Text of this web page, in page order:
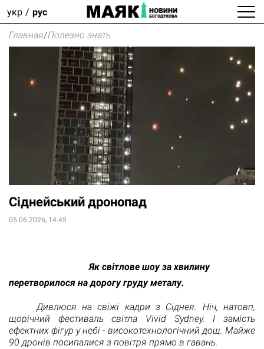
укр рус
Главная/Полезно знать
Сіднейський дронопад
05.06.2026, 14:45
Як світлове шоу за хвилину
перетворилося на дорогу груду металу.
Дивлюся на свіжі кадри з Сіднея. Ніч, натовп,
щорічний фестиваль світла Vivid Sydney. І замість
ефектних фігур у небі - високотехнологічний дощ. Майже
90 дронів посипалися з повітря прямо в гавань.